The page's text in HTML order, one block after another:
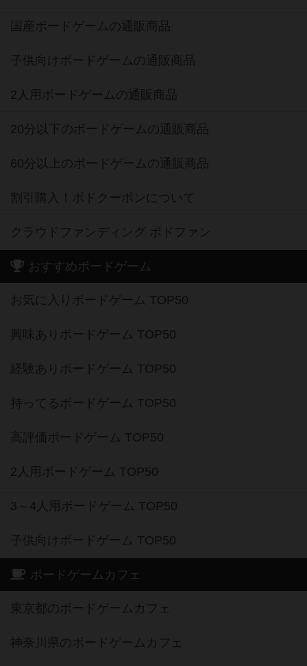
国産ボードゲームの通販商品
子供向けボードゲームの通販商品
2人用ボードゲームの通販商品
20分以下のボードゲームの通販商品
60分以上のボードゲームの通販商品
割引購入！ボドクーポンについて
クラウドファンディング ボドファン
おすすめボードゲーム
お気に入りボードゲーム TOP50
興味ありボードゲーム TOP50
経験ありボードゲーム TOP50
持ってるボードゲーム TOP50
高評価ボードゲーム TOP50
2人用ボードゲーム TOP50
3～4人用ボードゲーム TOP50
子供向けボードゲーム TOP50
ボードゲームカフェ
東京都のボードゲームカフェ
神奈川県のボードゲームカフェ